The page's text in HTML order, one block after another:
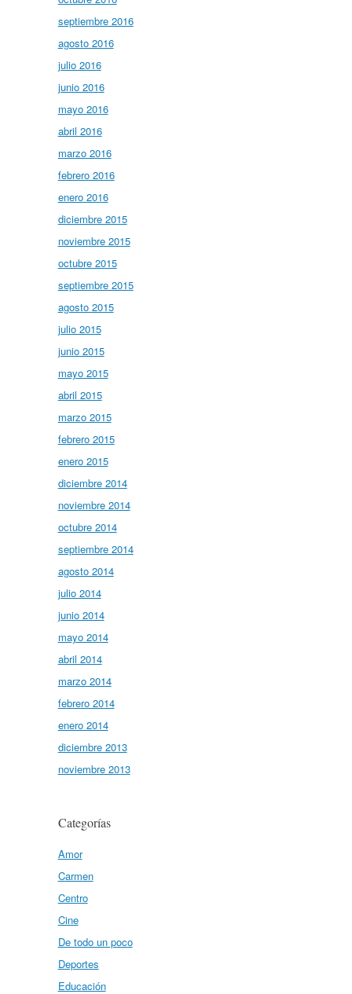
septiembre 2016
agosto 2016
julio 2016
junio 2016
mayo 2016
abril 2016
marzo 2016
febrero 2016
enero 2016
diciembre 2015
noviembre 2015
octubre 2015
septiembre 2015
agosto 2015
julio 2015
junio 2015
mayo 2015
abril 2015
marzo 2015
febrero 2015
enero 2015
diciembre 2014
noviembre 2014
octubre 2014
septiembre 2014
agosto 2014
julio 2014
junio 2014
mayo 2014
abril 2014
marzo 2014
febrero 2014
enero 2014
diciembre 2013
noviembre 2013
Categorías
Amor
Carmen
Centro
Cine
De todo un poco
Deportes
Educación